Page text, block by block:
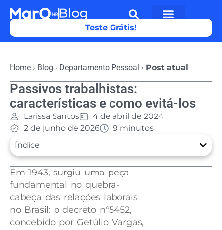
Teste Grátis!
Home › Blog › Departamento Pessoal › Post atual
Passivos trabalhistas:
características e como evitá-los
Larissa Santos
4 de abril de 2024
2 de junho de 2026
9 minutos
Índice
Em 1943, surgiu uma peça
fundamental no quebra-
cabeça das relações laborais
no Brasil: o decreto n°5452,
concebido por Getúlio Vargas,